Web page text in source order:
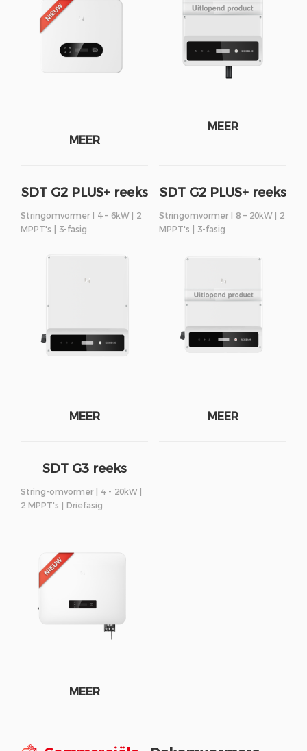
MEER
MEER
SDT G2 PLUS+ reeks
Stringomvormer I 4 – 6kW | 2
MPPT's | 3-fasig
MEER
SDT G2 PLUS+ reeks
Stringomvormer I 8 – 20kW | 2
MPPT's | 3-fasig
MEER
SDT G3 reeks
String-omvormer | 4 - 20kW |
2 MPPT's | Driefasig
MEER